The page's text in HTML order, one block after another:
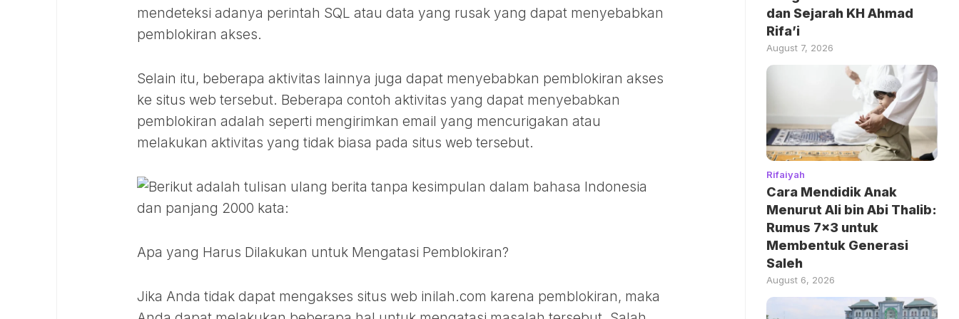
mendeteksi adanya perintah SQL atau data yang rusak yang dapat menyebabkan
pemblokiran akses.
Selain itu, beberapa aktivitas lainnya juga dapat menyebabkan pemblokiran akses
ke situs web tersebut. Beberapa contoh aktivitas yang dapat menyebabkan
pemblokiran adalah seperti mengirimkan email yang mencurigakan atau
melakukan aktivitas yang tidak biasa pada situs web tersebut.
Apa yang Harus Dilakukan untuk Mengatasi Pemblokiran?
Jika Anda tidak dapat mengakses situs web inilah.com karena pemblokiran, maka
dan Sejarah KH Ahmad
Rifa’i
August 7, 2026
Rifaiyah
Cara Mendidik Anak
Menurut Ali bin Abi Thalib:
Rumus 7×3 untuk
Membentuk Generasi
Saleh
August 6, 2026